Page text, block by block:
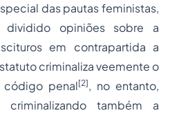
das pautas feministas,
opiniões sobre a
em contrapartida a
criminaliza veemente o
penal[2], no entanto,
também a